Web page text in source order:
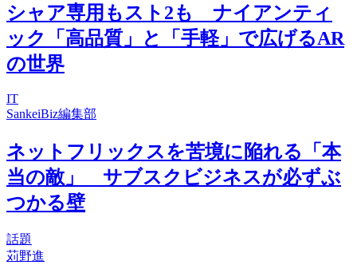
シャア専用もスト2も ナイアンティ
ック「高品質」と「手軽」で広げるAR
の世界
IT
SankeiBiz編集部
ネットフリックスを苦境に陥れる「本
当の敵」 サブスクビジネスが必ずぶ
つかる壁
話題
苅野進